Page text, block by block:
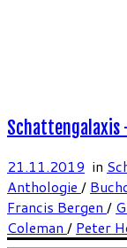
Schattengalaxis
21.11.2019 in
Anthologie /
Francis Bergen /
Coleman / Peter